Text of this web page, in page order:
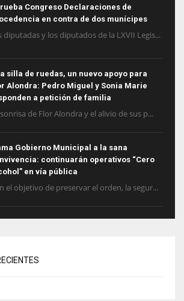
Congreso Declaraciones de
en contra de dos munícipes
diputadas y los diputados de la LXVII Legis...
silla de ruedas, un nuevo apoyo para
Alondra: Pedro Miguel y Sonia Marie
a petición de familia
de Flor Alondra y el alivio de sus p...
Gobierno Municipal a la sana
continuarán operativos “Cero
en vía pública
el objetivo de preservar el orden, la segur...